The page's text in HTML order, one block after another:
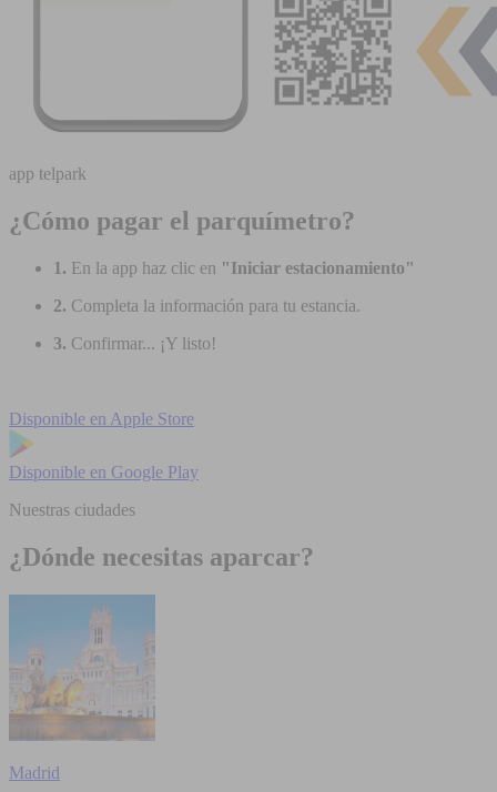
app telpark
¿Cómo pagar el parquímetro?
1. En la app haz clic en "Iniciar estacionamiento"
2. Completa la información para tu estancia.
3. Confirmar... ¡Y listo!
Disponible en Apple Store
Disponible en Google Play
Nuestras ciudades
¿Dónde necesitas aparcar?
Madrid